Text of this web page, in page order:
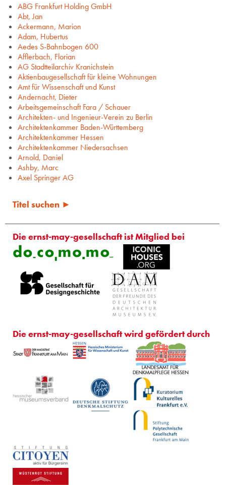
ABG Frankfurt Holding GmbH
Abt, Jan
Ackermann, Marion
Adam, Hubertus
Aedes S-Bahnbogen 600
Afflerbach, Florian
AG Stadtteilarchiv Kranichstein
Aktienbaugesellschaft für kleine Wohnungen
Amt für Wissenschaft und Kunst
Andernacht, Dieter
Arbeitsgemeinschaft Fara / Schauer
Architekten- und Ingenieur-Verein zu Berlin
Architektenkammer Baden-Württemberg
Architektenkammer Hessen
Architektenkammer Niedersachsen
Arnold, Daniel
Ashby, Marc
Axel Springer AG
Titel suchen ►
Die ernst-may-gesellschaft ist Mitglied bei
Die ernst-may-gesellschaft wird gefördert durch